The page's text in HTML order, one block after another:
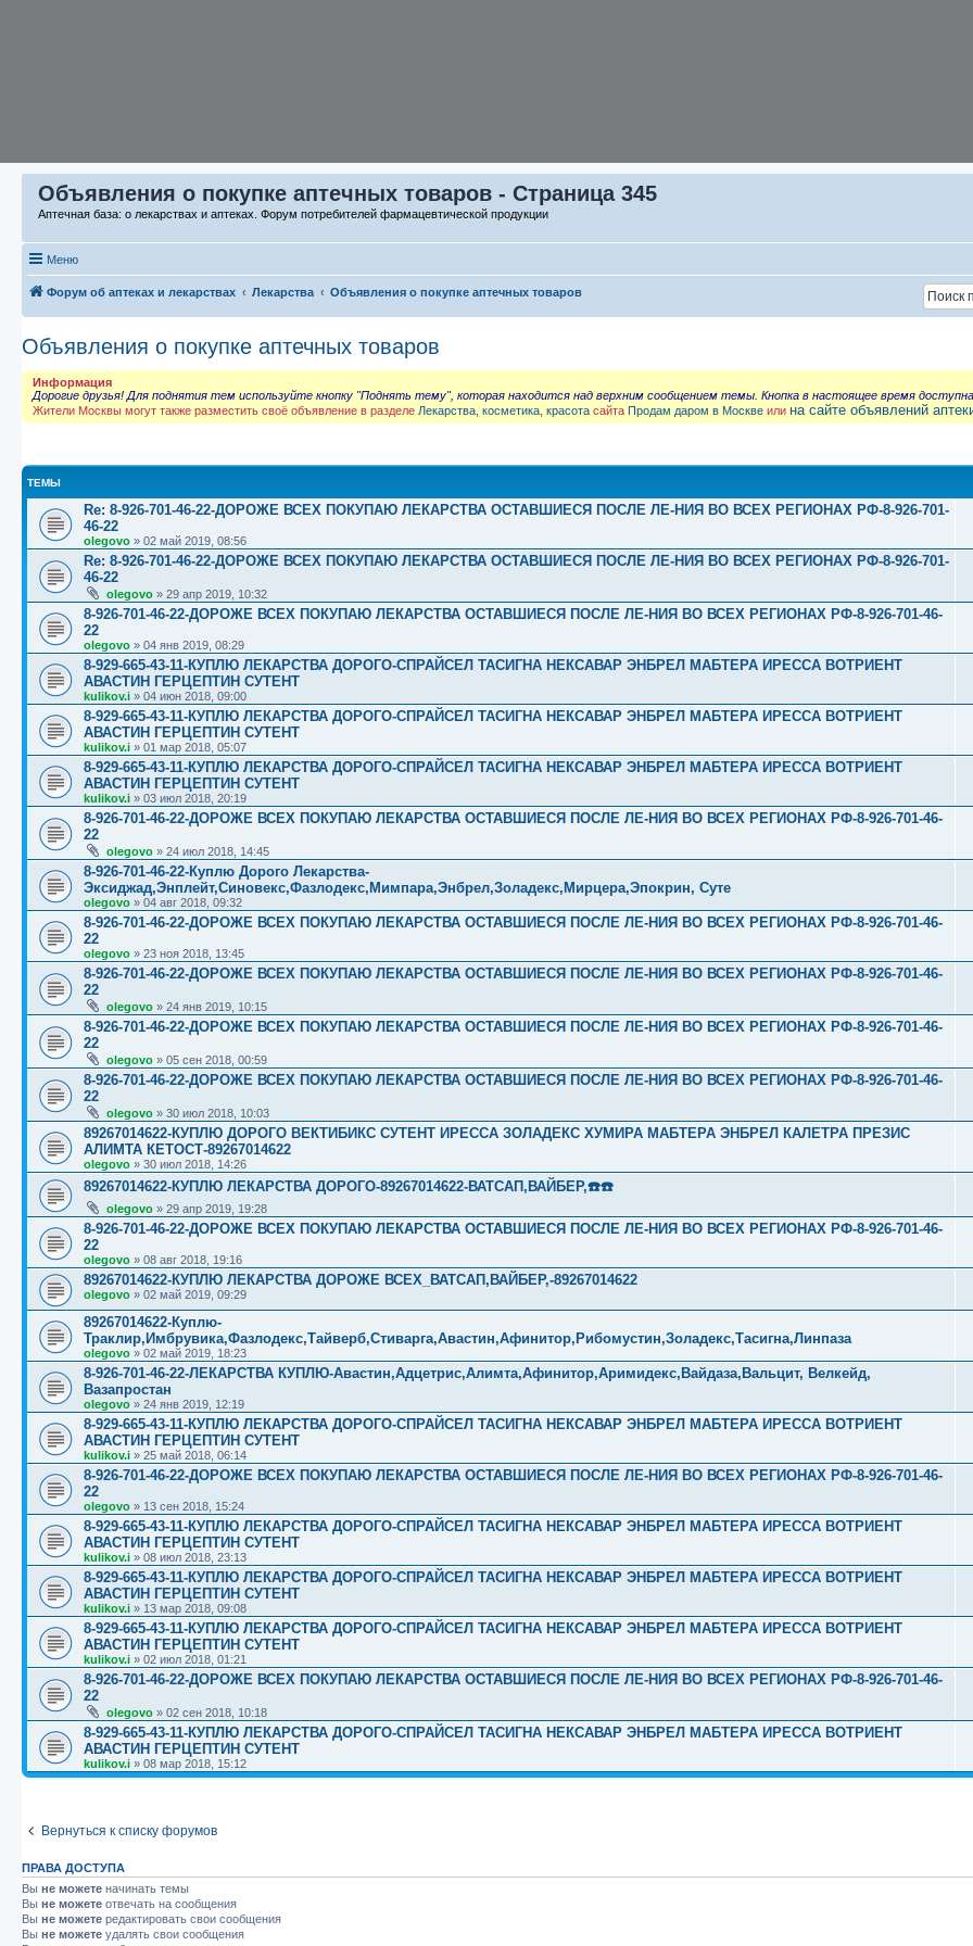
Объявления о покупке аптечных товаров - Страница 345
Аптечная база: о лекарствах и аптеках. Форум потребителей фармацевтической продукции
Меню
Форум об аптеках и лекарствах Лекарства Объявления о покупке аптечных товаров
Объявления о покупке аптечных товаров
Информация
Дорогие друзья! Для поднятия тем используйте кнопку "Поднять тему", которая находится над верхним сообщением темы. Кнопка в настоящее время
Жители Москвы могут также разместить своё объявление в разделе Лекарства, косметика, красота сайта Продам даром в Москве или на сайте объявлений
ТЕМЫ
Re: 8-926-701-46-22-ДОРОЖЕ ВСЕХ ПОКУПАЮ ЛЕКАРСТВА ОСТАВШИЕСЯ ПОСЛЕ ЛЕ-НИЯ ВО ВСЕХ РЕГИОНАХ РФ-8-926-701-
46-22
olegovo » 02 май 2019, 08:56
Re: 8-926-701-46-22-ДОРОЖЕ ВСЕХ ПОКУПАЮ ЛЕКАРСТВА ОСТАВШИЕСЯ ПОСЛЕ ЛЕ-НИЯ ВО ВСЕХ РЕГИОНАХ РФ-8-926-701-
46-22
olegovo » 29 апр 2019, 10:32
8-926-701-46-22-ДОРОЖЕ ВСЕХ ПОКУПАЮ ЛЕКАРСТВА ОСТАВШИЕСЯ ПОСЛЕ ЛЕ-НИЯ ВО ВСЕХ РЕГИОНАХ РФ-8-926-701-46-
22
olegovo » 04 янв 2019, 08:29
8-929-665-43-11-КУПЛЮ ЛЕКАРСТВА ДОРОГО-СПРАЙСЕЛ ТАСИГНА НЕКСАВАР ЭНБРЕЛ МАБТЕРА ИРЕССА ВОТРИЕНТ
АВАСТИН ГЕРЦЕПТИН СУТЕНТ
kulikov.i » 04 июн 2018, 09:00
8-929-665-43-11-КУПЛЮ ЛЕКАРСТВА ДОРОГО-СПРАЙСЕЛ ТАСИГНА НЕКСАВАР ЭНБРЕЛ МАБТЕРА ИРЕССА ВОТРИЕНТ
АВАСТИН ГЕРЦЕПТИН СУТЕНТ
kulikov.i » 01 мар 2018, 05:07
8-929-665-43-11-КУПЛЮ ЛЕКАРСТВА ДОРОГО-СПРАЙСЕЛ ТАСИГНА НЕКСАВАР ЭНБРЕЛ МАБТЕРА ИРЕССА ВОТРИЕНТ
АВАСТИН ГЕРЦЕПТИН СУТЕНТ
kulikov.i » 03 июл 2018, 20:19
8-926-701-46-22-ДОРОЖЕ ВСЕХ ПОКУПАЮ ЛЕКАРСТВА ОСТАВШИЕСЯ ПОСЛЕ ЛЕ-НИЯ ВО ВСЕХ РЕГИОНАХ РФ-8-926-701-46-
22
olegovo » 24 июл 2018, 14:45
8-926-701-46-22-Куплю Дорого Лекарства-
Эксиджад,Энплейт,Синовекс,Фазлодекс,Мимпара,Энбрел,Золадекс,Мирцера,Эпокрин, Суте
olegovo » 04 авг 2018, 09:32
8-926-701-46-22-ДОРОЖЕ ВСЕХ ПОКУПАЮ ЛЕКАРСТВА ОСТАВШИЕСЯ ПОСЛЕ ЛЕ-НИЯ ВО ВСЕХ РЕГИОНАХ РФ-8-926-701-46-
22
olegovo » 23 ноя 2018, 13:45
8-926-701-46-22-ДОРОЖЕ ВСЕХ ПОКУПАЮ ЛЕКАРСТВА ОСТАВШИЕСЯ ПОСЛЕ ЛЕ-НИЯ ВО ВСЕХ РЕГИОНАХ РФ-8-926-701-46-
22
olegovo » 24 янв 2019, 10:15
8-926-701-46-22-ДОРОЖЕ ВСЕХ ПОКУПАЮ ЛЕКАРСТВА ОСТАВШИЕСЯ ПОСЛЕ ЛЕ-НИЯ ВО ВСЕХ РЕГИОНАХ РФ-8-926-701-46-
22
olegovo » 05 сен 2018, 00:59
8-926-701-46-22-ДОРОЖЕ ВСЕХ ПОКУПАЮ ЛЕКАРСТВА ОСТАВШИЕСЯ ПОСЛЕ ЛЕ-НИЯ ВО ВСЕХ РЕГИОНАХ РФ-8-926-701-46-
22
olegovo » 30 июл 2018, 10:03
89267014622-КУПЛЮ ДОРОГО ВЕКТИБИКС СУТЕНТ ИРЕССА ЗОЛАДЕКС ХУМИРА МАБТЕРА ЭНБРЕЛ КАЛЕТРА ПРЕЗИС
АЛИМТА КЕТОСТ-89267014622
olegovo » 30 июл 2018, 14:26
89267014622-КУПЛЮ ЛЕКАРСТВА ДОРОГО-89267014622-ВАТСАП,ВАЙБЕР,☎️☎️
olegovo » 29 апр 2019, 19:28
8-926-701-46-22-ДОРОЖЕ ВСЕХ ПОКУПАЮ ЛЕКАРСТВА ОСТАВШИЕСЯ ПОСЛЕ ЛЕ-НИЯ ВО ВСЕХ РЕГИОНАХ РФ-8-926-701-46-
22
olegovo » 08 авг 2018, 19:16
89267014622-КУПЛЮ ЛЕКАРСТВА ДОРОЖЕ ВСЕХ_ВАТСАП,ВАЙБЕР,-89267014622
olegovo » 02 май 2019, 09:29
89267014622-Куплю-
Траклир,Имбрувика,Фазлодекс,Тайверб,Стиварга,Авастин,Афинитор,Рибомустин,Золадекс,Тасигна,Линпаза
olegovo » 02 май 2019, 18:23
8-926-701-46-22-ЛЕКАРСТВА КУПЛЮ-Авастин,Адцетрис,Алимта,Афинитор,Аримидекс,Вайдаза,Вальцит, Велкейд,
Вазапростан
olegovo » 24 янв 2019, 12:19
8-929-665-43-11-КУПЛЮ ЛЕКАРСТВА ДОРОГО-СПРАЙСЕЛ ТАСИГНА НЕКСАВАР ЭНБРЕЛ МАБТЕРА ИРЕССА ВОТРИЕНТ
АВАСТИН ГЕРЦЕПТИН СУТЕНТ
kulikov.i » 25 май 2018, 06:14
8-926-701-46-22-ДОРОЖЕ ВСЕХ ПОКУПАЮ ЛЕКАРСТВА ОСТАВШИЕСЯ ПОСЛЕ ЛЕ-НИЯ ВО ВСЕХ РЕГИОНАХ РФ-8-926-701-46-
22
olegovo » 13 сен 2018, 15:24
8-929-665-43-11-КУПЛЮ ЛЕКАРСТВА ДОРОГО-СПРАЙСЕЛ ТАСИГНА НЕКСАВАР ЭНБРЕЛ МАБТЕРА ИРЕССА ВОТРИЕНТ
АВАСТИН ГЕРЦЕПТИН СУТЕНТ
kulikov.i » 08 июл 2018, 23:13
8-929-665-43-11-КУПЛЮ ЛЕКАРСТВА ДОРОГО-СПРАЙСЕЛ ТАСИГНА НЕКСАВАР ЭНБРЕЛ МАБТЕРА ИРЕССА ВОТРИЕНТ
АВАСТИН ГЕРЦЕПТИН СУТЕНТ
kulikov.i » 13 мар 2018, 09:08
8-929-665-43-11-КУПЛЮ ЛЕКАРСТВА ДОРОГО-СПРАЙСЕЛ ТАСИГНА НЕКСАВАР ЭНБРЕЛ МАБТЕРА ИРЕССА ВОТРИЕНТ
АВАСТИН ГЕРЦЕПТИН СУТЕНТ
kulikov.i » 02 июл 2018, 01:21
8-926-701-46-22-ДОРОЖЕ ВСЕХ ПОКУПАЮ ЛЕКАРСТВА ОСТАВШИЕСЯ ПОСЛЕ ЛЕ-НИЯ ВО ВСЕХ РЕГИОНАХ РФ-8-926-701-46-
22
olegovo » 02 сен 2018, 10:18
8-929-665-43-11-КУПЛЮ ЛЕКАРСТВА ДОРОГО-СПРАЙСЕЛ ТАСИГНА НЕКСАВАР ЭНБРЕЛ МАБТЕРА ИРЕССА ВОТРИЕНТ
АВАСТИН ГЕРЦЕПТИН СУТЕНТ
kulikov.i » 08 мар 2018, 15:12
Вернуться к списку форумов
ПРАВА ДОСТУПА
Вы не можете начинать темы
Вы не можете отвечать на сообщения
Вы не можете редактировать свои сообщения
Вы не можете удалять свои сообщения